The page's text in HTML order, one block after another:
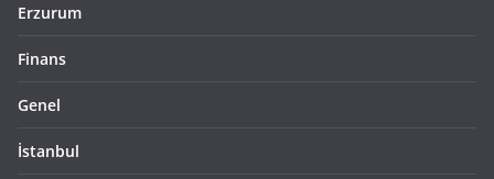
Erzurum
Finans
Genel
İstanbul